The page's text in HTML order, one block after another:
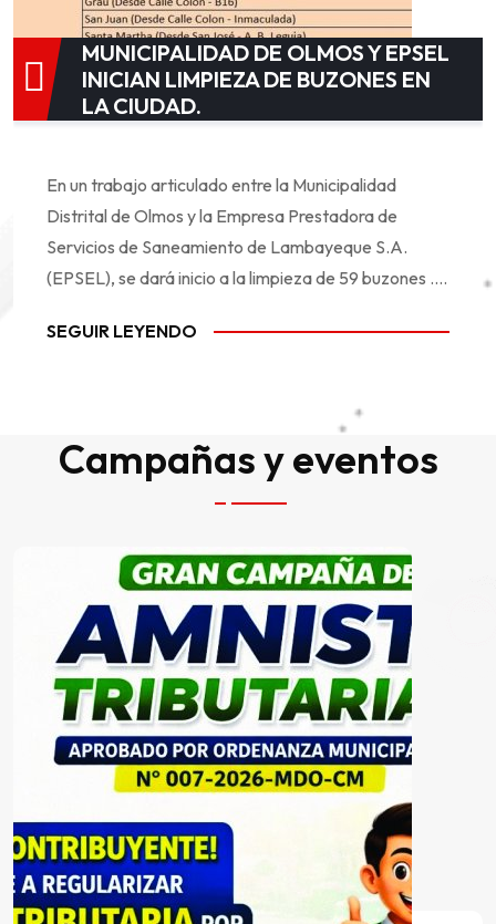
MUNICIPALIDAD DE OLMOS Y EPSEL
INICIAN LIMPIEZA DE BUZONES EN
LA CIUDAD.
En un trabajo articulado entre la Municipalidad
Distrital de Olmos y la Empresa Prestadora de
Servicios de Saneamiento de Lambayeque S.A.
(EPSEL), se dará inicio a la limpieza de 59 buzones ....
SEGUIR LEYENDO
Campañas y eventos